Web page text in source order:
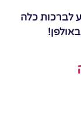
לברכות כלה